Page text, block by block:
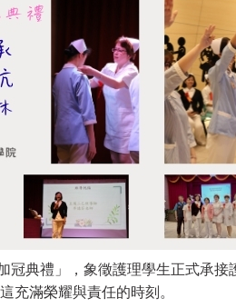
冠典禮」，象徵護理學生正式承
充滿榮耀與責任的時刻。